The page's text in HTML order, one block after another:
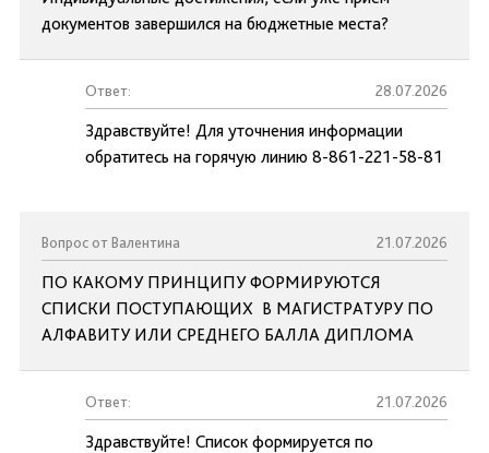
документов завершился на бюджетные места?
Ответ: 28.07.2026
Здравствуйте! Для уточнения информации
обратитесь на горячую линию 8-861-221-58-81
Вопрос от Валентина 21.07.2026
ПО КАКОМУ ПРИНЦИПУ ФОРМИРУЮТСЯ
СПИСКИ ПОСТУПАЮЩИХ В МАГИСТРАТУРУ ПО
АЛФАВИТУ ИЛИ СРЕДНЕГО БАЛЛА ДИПЛОМА
Ответ: 21.07.2026
Здравствуйте! Список формируется по